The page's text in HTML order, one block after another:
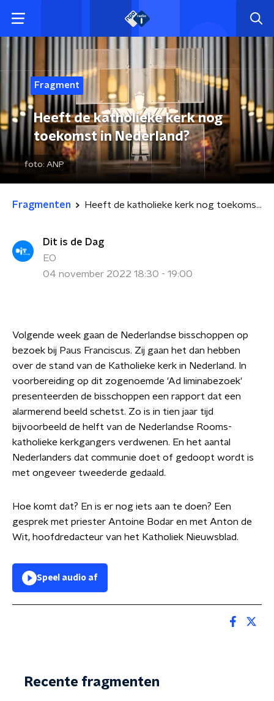
Fragment
Heeft de katholieke kerk nog
toekomst in Nederland?
foto: ANP
Fragmenten Heeft de katholieke kerk nog toekomst in Nederland?
Dit is de Dag
EO
04 november 2022 18:30 - 19:00
Volgende week gaan de Nederlandse bisschoppen op
bezoek bij Paus Franciscus. Zij gaan het dan hebben
over de stand van de Katholieke kerk in Nederland. In
voorbereiding op dit zogenoemde 'Ad liminabezoek'
presenteerden de bisschoppen een rapport dat een
alarmerend beeld schetst. Zo is in tien jaar tijd
bijvoorbeeld de helft van de Nederlandse Rooms-
katholieke kerkgangers verdwenen. En het aantal
Nederlanders dat communie doet of gedoopt wordt is
met ongeveer tweederde gedaald.
Hoe komt dat? En is er nog iets aan te doen? Een
gesprek met priester Antoine Bodar en met Anton de
Wit, hoofdredacteur van het Katholiek Nieuwsblad.
Speel audio af
Recente fragmenten